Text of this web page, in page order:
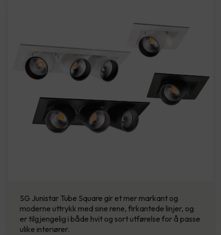
SG Junistar Tube Square gir et mer markant og
moderne uttrykk med sine rene, firkantede linjer, og
er tilgjengelig i både hvit og sort utførelse for å passe
ulike interiører.